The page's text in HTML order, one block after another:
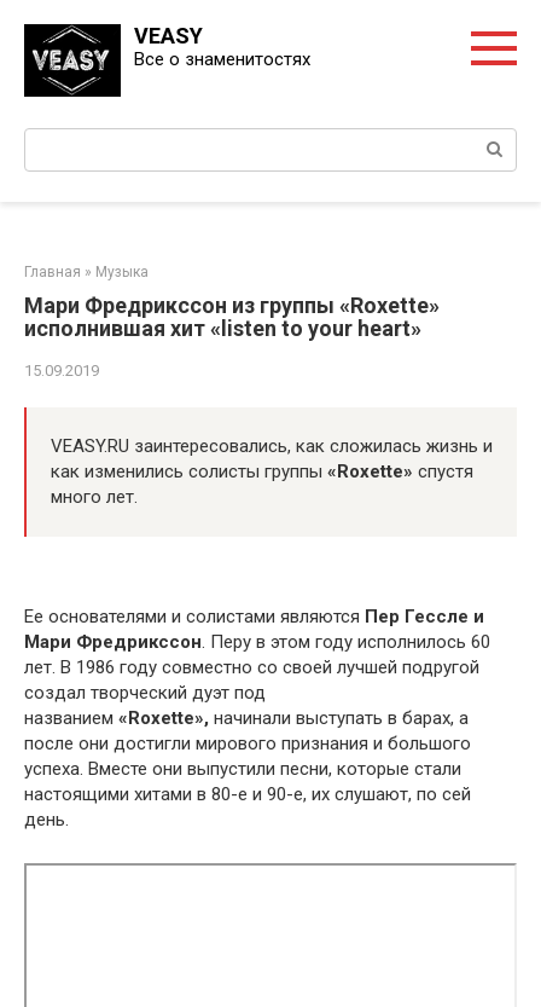
контенту
VEASY
Все о знаменитостях
Главная » Музыка
Мари Фредрикссон из группы «Roxette»
исполнившая хит «listen to your heart»
15.09.2019
VEASY.RU заинтересовались, как сложилась жизнь и
как изменились солисты группы «Roxette» спустя
много лет.
Ее основателями и солистами являются Пер Гессле и
Мари Фредрикссон. Перу в этом году исполнилось 60
лет. В 1986 году совместно со своей лучшей подругой
создал творческий дуэт под
названием «Roxette», начинали выступать в барах, а
после они достигли мирового признания и большого
успеха. Вместе они выпустили песни, которые стали
настоящими хитами в 80-е и 90-е, их слушают, по сей
день.